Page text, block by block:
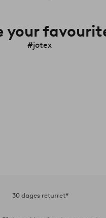
your
#jotex
30 dages returret*